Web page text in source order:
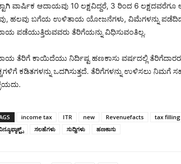
ವಾರ್ಷಿಕ ಆದಾಯವು 10 ಲಕ್ಷವಿದ್ದರೆ, 3 ರಿಂದ 6
ಹಲವು ಬಗೆಯ ಉಳಿತಾಯ ಯೋಜನೆಗಳು, ವಿಮೆಗಳನ್ನು
ಪಡೆಯುತ್ತಿರುವವರು ತೆರಿಗೆಯನ್ನು ವಿಧಿಸುವಂತಿಲ್ಲ.
ತೆರಿಗೆ ಕಾಯಿದೆಯು ನಿರ್ದಿಷ್ಟ ಹಣಕಾಸು ವರ್ಷದಲ್ಲಿ
ಕಡಿತಗಳನ್ನು ಒದಗಿಸುತ್ತದೆ. ತೆರಿಗೆಗಳನ್ನು ಉಳಿಸಲು
income tax ITR new Revenuefacts tax filling
ಸಲಹೆಗಳು ಸುದ್ದಿಗಳು ಹಣಕಾಸು